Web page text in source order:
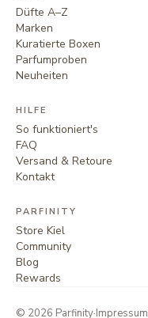
Düfte A–Z
Marken
Kuratierte Boxen
Parfumproben
Neuheiten
HILFE
So funktioniert's
FAQ
Versand & Retoure
Kontakt
PARFINITY
Store Kiel
Community
Blog
Rewards
© 2026 Parfinity·Impressum